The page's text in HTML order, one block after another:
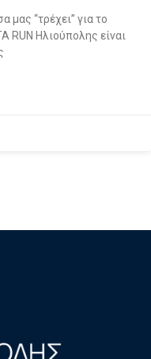
μας “τρέχει” για το
Ηλιούπολης είναι